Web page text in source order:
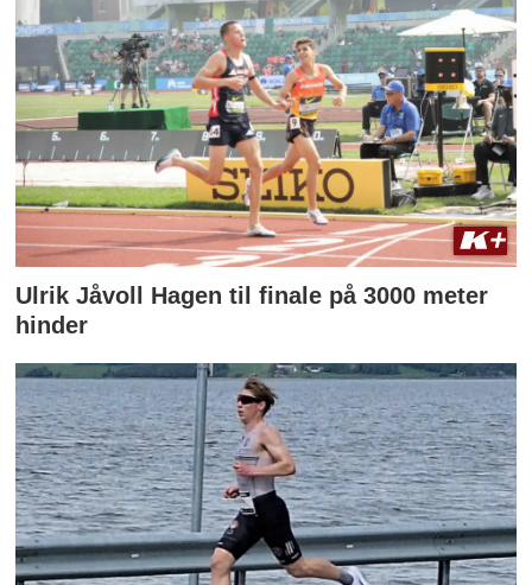
Ulrik Jåvoll Hagen til finale på 3000 meter
hinder